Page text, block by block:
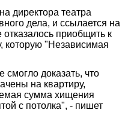
директора театра
дела, и ссылается на
отказалось приобщить к
которую "Независимая
смогло доказать, что
на квартиру,
сумма хищения
с потолка", - пишет